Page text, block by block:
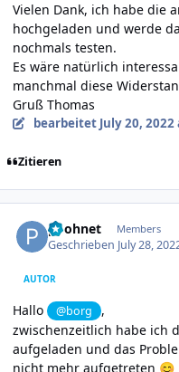
Vielen Dank, ich habe die
hochgeladen und werde
nochmals testen.
Es wäre natürlich
manchmal diese
Gruß Thomas
bearbeitet July 20, 2022
Zitieren
poohnet Members
Geschrieben July 28,
AUTOR
Hallo @borg
,
zwischenzeitlich habe ich
aufgeladen und das
nicht mehr aufgetreten 😊